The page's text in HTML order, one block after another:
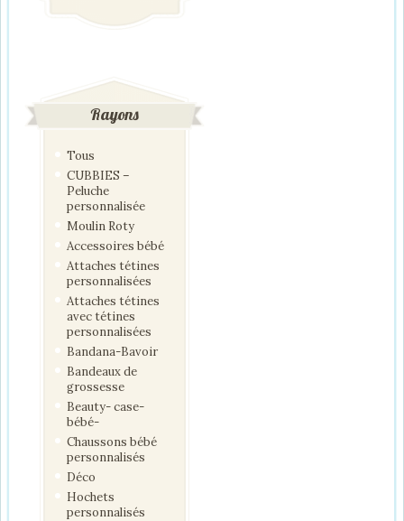
Rayons
Tous
CUBBIES –
Peluche
personnalisée
Moulin Roty
Accessoires bébé
Attaches tétines
personnalisées
Attaches tétines
avec tétines
personnalisées
Bandana-Bavoir
Bandeaux de
grossesse
Beauty- case-
bébé-
Chaussons bébé
personnalisés
Déco
Hochets
personnalisés